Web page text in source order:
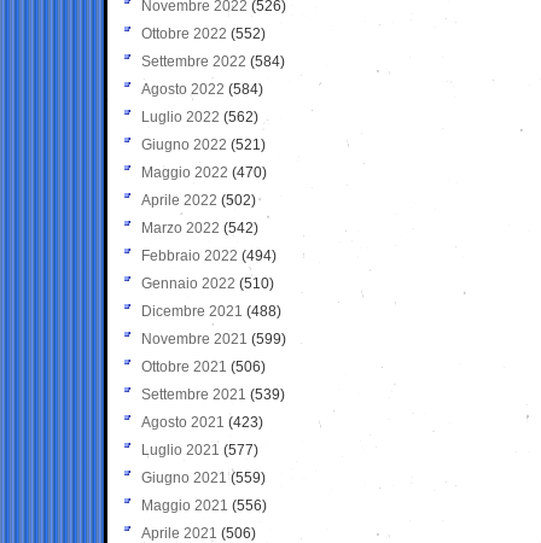
Novembre 2022 (526)
Ottobre 2022 (552)
Settembre 2022 (584)
Agosto 2022 (584)
Luglio 2022 (562)
Giugno 2022 (521)
Maggio 2022 (470)
Aprile 2022 (502)
Marzo 2022 (542)
Febbraio 2022 (494)
Gennaio 2022 (510)
Dicembre 2021 (488)
Novembre 2021 (599)
Ottobre 2021 (506)
Settembre 2021 (539)
Agosto 2021 (423)
Luglio 2021 (577)
Giugno 2021(559)
Maggio 2021 (556)
Aprile 2021 (506)